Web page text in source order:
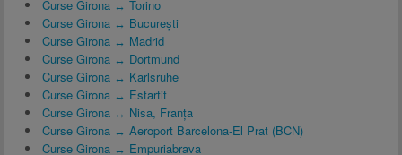
Curse Girona ↔ Torino
Curse Girona ↔ București
Curse Girona ↔ Madrid
Curse Girona ↔ Dortmund
Curse Girona ↔ Karlsruhe
Curse Girona ↔ Estartit
Curse Girona ↔ Nisa, Franţa
Curse Girona ↔ Aeroport Barcelona-El Prat (BCN)
Curse Girona ↔ Empuriabrava